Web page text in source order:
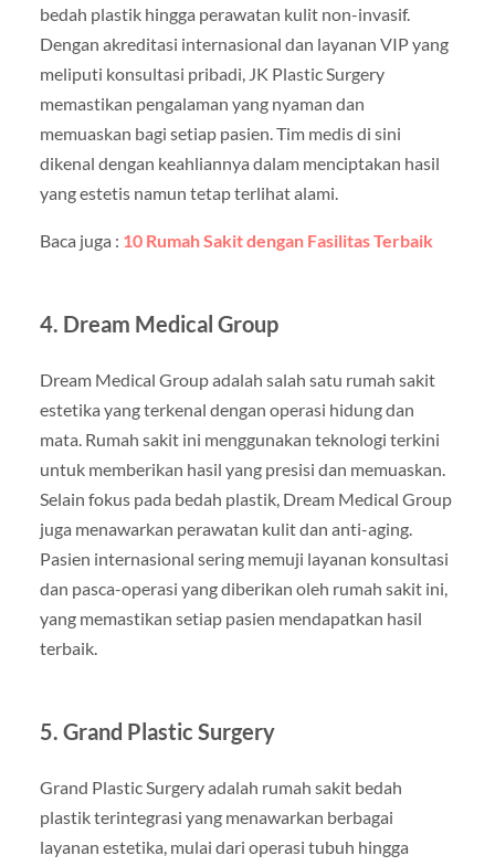
bedah plastik hingga perawatan kulit non-invasif.
Dengan akreditasi internasional dan layanan VIP yang
meliputi konsultasi pribadi, JK Plastic Surgery
memastikan pengalaman yang nyaman dan
memuaskan bagi setiap pasien. Tim medis di sini
dikenal dengan keahliannya dalam menciptakan hasil
yang estetis namun tetap terlihat alami.
Baca juga : 10 Rumah Sakit dengan Fasilitas Terbaik
4. Dream Medical Group
Dream Medical Group adalah salah satu rumah sakit
estetika yang terkenal dengan operasi hidung dan
mata. Rumah sakit ini menggunakan teknologi terkini
untuk memberikan hasil yang presisi dan memuaskan.
Selain fokus pada bedah plastik, Dream Medical Group
juga menawarkan perawatan kulit dan anti-aging.
Pasien internasional sering memuji layanan konsultasi
dan pasca-operasi yang diberikan oleh rumah sakit ini,
yang memastikan setiap pasien mendapatkan hasil
terbaik.
5. Grand Plastic Surgery
Grand Plastic Surgery adalah rumah sakit bedah
plastik terintegrasi yang menawarkan berbagai
layanan estetika, mulai dari operasi tubuh hingga